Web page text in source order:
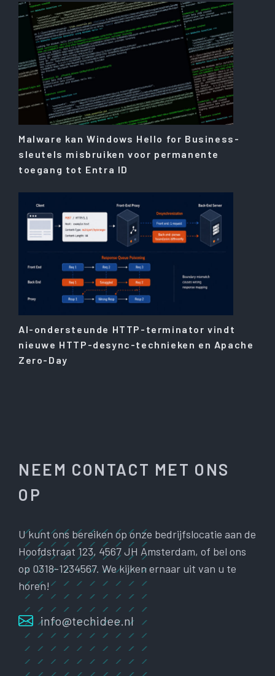
Malware kan Windows Hello for Business-
sleutels misbruiken voor permanente
toegang tot Entra ID
AI-ondersteunde HTTP-terminator vindt
nieuwe HTTP-desync-technieken en Apache
Zero-Day
NEEM CONTACT MET ONS
OP
U kunt ons bereiken op onze bedrijfslocatie aan de
Hoofdstraat 123, 4567 JH Amsterdam, of bel ons
op 0318-1234567. We kijken ernaar uit van u te
horen!
info@techidee.nl